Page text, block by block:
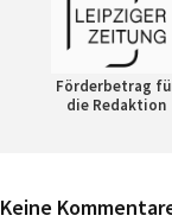
Förderbetrag
die Redaktion
Keine